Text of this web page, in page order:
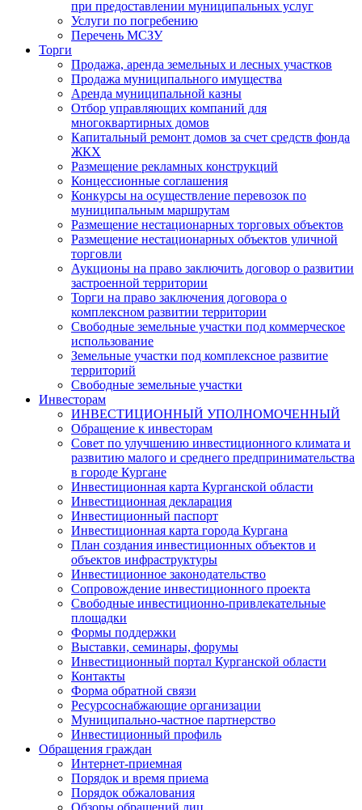
при предоставлении муниципальных услуг
Услуги по погребению
Перечень МСЗУ
Торги
Продажа, аренда земельных и лесных участков
Продажа муниципального имущества
Аренда муниципальной казны
Отбор управляющих компаний для
многоквартирных домов
Капитальный ремонт домов за счет средств фонда
ЖКХ
Размещение рекламных конструкций
Концессионные соглашения
Конкурсы на осуществление перевозок по
муниципальным маршрутам
Размещение нестационарных торговых объектов
Размещение нестационарных объектов уличной
торговли
Аукционы на право заключить договор о развитии
застроенной территории
Торги на право заключения договора о
комплексном развитии территории
Свободные земельные участки под коммерческое
использование
Земельные участки под комплексное развитие
территорий
Свободные земельные участки
Инвесторам
ИНВЕСТИЦИОННЫЙ УПОЛНОМОЧЕННЫЙ
Обращение к инвесторам
Совет по улучшению инвестиционного климата и
развитию малого и среднего предпринимательства
в городе Кургане
Инвестиционная карта Курганской области
Инвестиционная декларация
Инвестиционный паспорт
Инвестиционная карта города Кургана
План создания инвестиционных объектов и
объектов инфраструктуры
Инвестиционное законодательство
Сопровождение инвестиционного проекта
Свободные инвестиционно-привлекательные
площадки
Формы поддержки
Выставки, семинары, форумы
Инвестиционный портал Курганской области
Контакты
Форма обратной связи
Ресурсоснабжающие организации
Муниципально-частное партнерство
Инвестиционный профиль
Обращения граждан
Интернет-приемная
Порядок и время приема
Порядок обжалования
Обзоры обращений лиц